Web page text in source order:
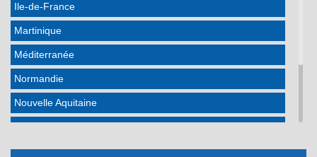
Ile-de-France
Martinique
Méditerranée
Normandie
Nouvelle Aquitaine
Pays de la Loire